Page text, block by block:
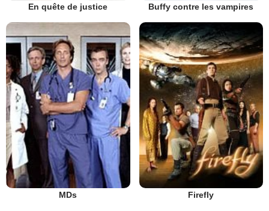
En quête de justice Buffy contre les vampires
MDs Firefly